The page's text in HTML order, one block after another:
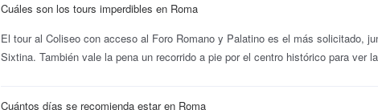
Cuáles son los tours imperdibles en Roma
El tour al Coliseo con acceso al Foro Romano y Palatino es el más solicitado,
Sixtina. También vale la pena un recorrido a pie por el centro histórico para ver
Cuántos días se recomienda estar en Roma